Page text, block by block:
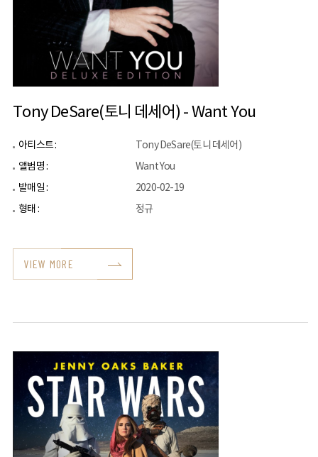
Tony DeSare(토니 데세어) - Want You
아티스트 :
Tony DeSare(토니 데세어)
앨범명 :
Want You
발매일 :
2020-02-19
형태 :
정규
VIEW MORE